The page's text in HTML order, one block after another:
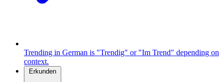
Trending in German is "Trendig" or "Im Trend" depending on
context.
Erkunden